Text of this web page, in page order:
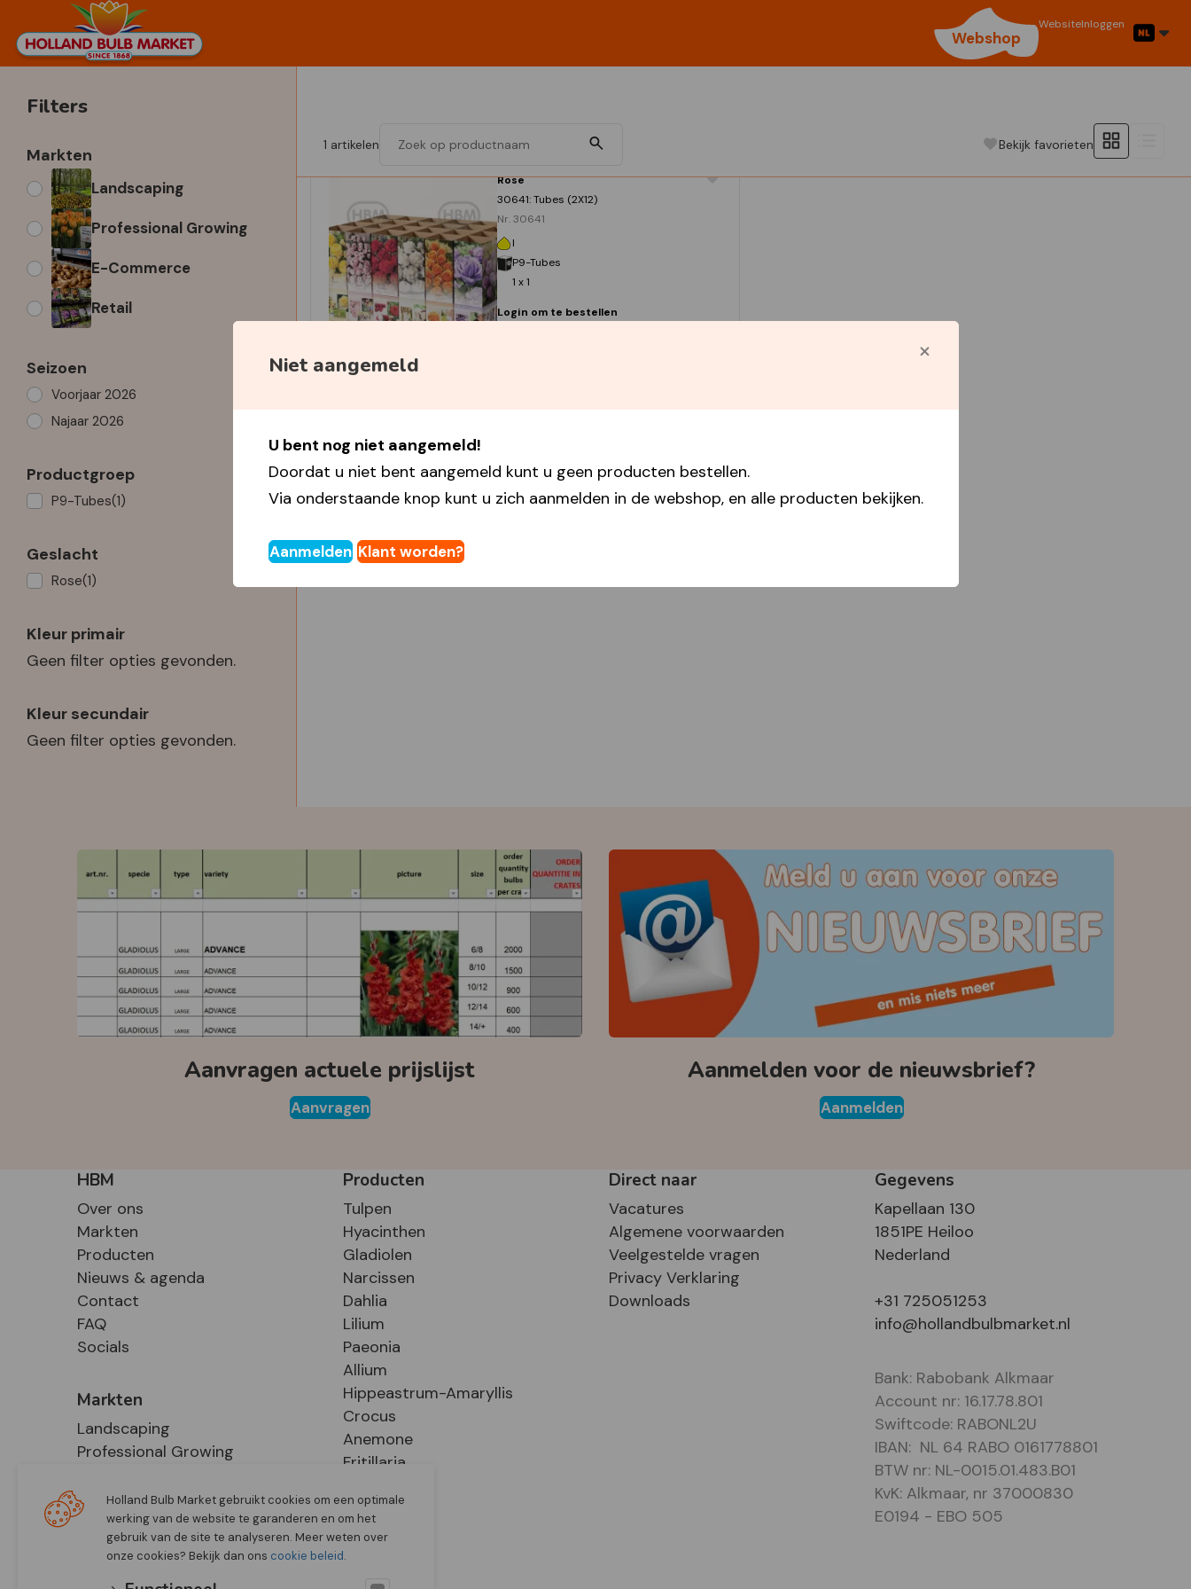
Webshop
WebsiteInloggen
Niet aangemeld
U bent nog niet aangemeld!
Doordat u niet bent aangemeld kunt u geen producten bestellen.
Via onderstaande knop kunt u zich aanmelden in de webshop, en alle producten bekijken.
Aanmelden Klant worden?
Filters
Markten
Landscaping
Professional Growing
E-Commerce
Retail
Seizoen
Voorjaar 2026
Najaar 2026
Productgroep
P9-Tubes(1)
Geslacht
Rose(1)
Kleur primair
Geen filter opties gevonden.
Kleur secundair
Geen filter opties gevonden.
1 artikelen Bekijk favorieten
Rose
30641: Tubes (2X12)
Nr. 30641
I
P9-Tubes
1 x 1
Login om te bestellen
Aanvragen actuele prijslijst
Aanvragen
Aanmelden voor de nieuwsbrief?
Aanmelden
HBM
Over ons
Markten
Producten
Nieuws & agenda
Contact
FAQ
Socials
Markten
Landscaping
Professional Growing
Retail
Producten
Tulpen
Hyacinthen
Gladiolen
Narcissen
Dahlia
Lilium
Paeonia
Allium
Hippeastrum-Amaryllis
Crocus
Anemone
Fritillaria
Direct naar
Vacatures
Algemene voorwaarden
Veelgestelde vragen
Privacy Verklaring
Downloads
Gegevens
Kapellaan 130
1851PE Heiloo
Nederland
+31 725051253
info@hollandbulbmarket.nl
Bank: Rabobank Alkmaar
Account nr: 16.17.78.801
Swiftcode: RABONL2U
IBAN: NL 64 RABO 0161778801
BTW nr: NL-0015.01.483.B01
KvK: Alkmaar, nr 37000830
E0194 - EBO 505
Holland Bulb Market gebruikt cookies om een optimale
werking van de website te garanderen en om het
gebruik van de site te analyseren. Meer weten over
onze cookies? Bekijk dan ons cookie beleid.